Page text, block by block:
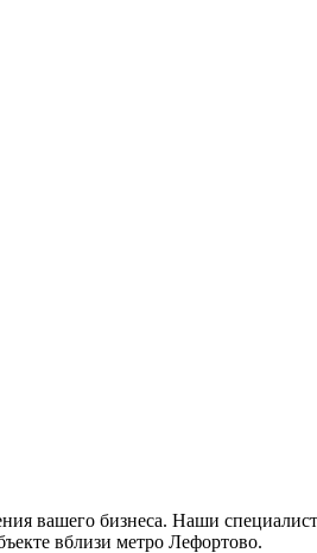
вашего бизнеса. Наши
вблизи метро Лефортово.